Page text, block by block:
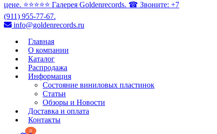
цене. ⭐️⭐️⭐️⭐️⭐️ Галерея Goldenrecords. ☎ Звоните: +7
(911) 955-77-67.
info@goldenrecords.ru
Главная
О компании
Каталог
Распродажа
Информация
Состояние виниловых пластинок
Статьи
Обзоры и Новости
Доставка и оплата
Контакты
0